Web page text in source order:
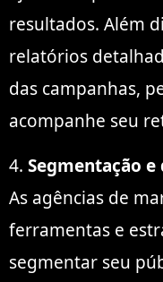
resultados. Além
relatórios
das campanhas,
acompanhe seu
4. Segmentação
As agências de
ferramentas e
segmentar seu